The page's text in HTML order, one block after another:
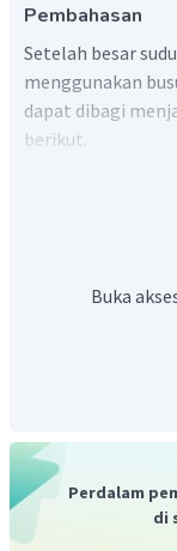
Pembahasan
Setelah besar
menggunakan
dapat dibagi
berikut.
Buka
Perdalam
di